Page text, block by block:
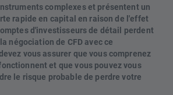
complexes et présentent un
rapide en capital en raison de l'effet
d'investisseurs de détail perdent
négociation de CFD avec ce
vous assurer que vous comprenez
et que vous pouvez vous
le risque probable de perdre votre